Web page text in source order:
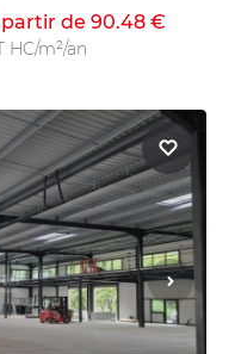
de 90.48 €
HC/m²/an